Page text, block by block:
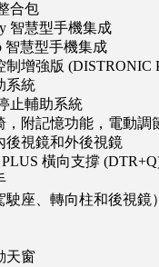
合包
智慧型手機集成
智慧型手機集成
制增強版 (DISTRONIC
系統
止輔助系統
，附記憶功能，電動調
後視鏡和外後視鏡
橫向支撐
駛座、轉向柱和後視鏡）
天窗